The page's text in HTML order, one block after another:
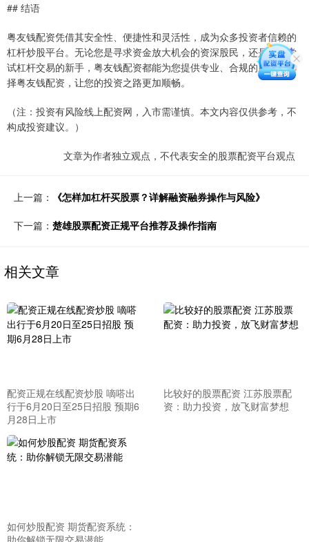
## 结语
粤友钱配资凭借其安全性、便捷性和灵活性，成为众多投资者信赖的
杠杆炒股平台。无论您是寻求资金放大机会的资深股民，还是希望尝
试杠杆交易的新手，粤友钱配资都能为您提供专业、合规的服务。选
择粤友钱配资，让您的投资之路更加顺畅。
（注：投资有风险线上配资网，入市需谨慎。本文内容仅供参考，不
构成投资建议。）
文章为作者独立观点，不代表安全的股票配资平台观点
上一篇： 《怎样加杠杆买股票？详解融资融券操作与风险》
下一篇： 楚雄股票配资正规平台推荐及操作指南
相关文章
配资正规在线配资炒股 嘀嗒出
行于6月20日至25日招股 预期6
月28日上市
比较好的股票配资 江苏股票配
资：助力投资，放飞财富梦想
如何炒股配资 期货配资系统：
助你解锁无限交易潜能